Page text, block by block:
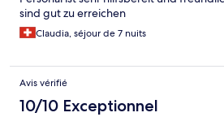
sind gut zu erreichen
Claudia, séjour de 7 nuits
Avis vérifié
10/10 Exceptionnel